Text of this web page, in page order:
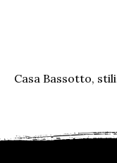
Casa Bassotto,